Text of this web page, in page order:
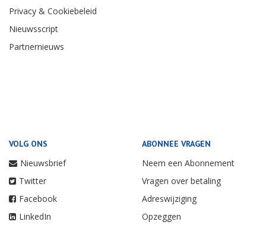
Privacy & Cookiebeleid
Nieuwsscript
Partnernieuws
VOLG ONS
Nieuwsbrief
Twitter
Facebook
LinkedIn
ABONNEE VRAGEN
Neem een Abonnement
Vragen over betaling
Adreswijziging
Opzeggen